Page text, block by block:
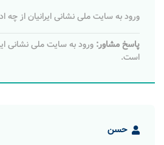
ورود به سایت ملی نشانی ایرانیان از
پاسخ مشاور:
است.
حسن